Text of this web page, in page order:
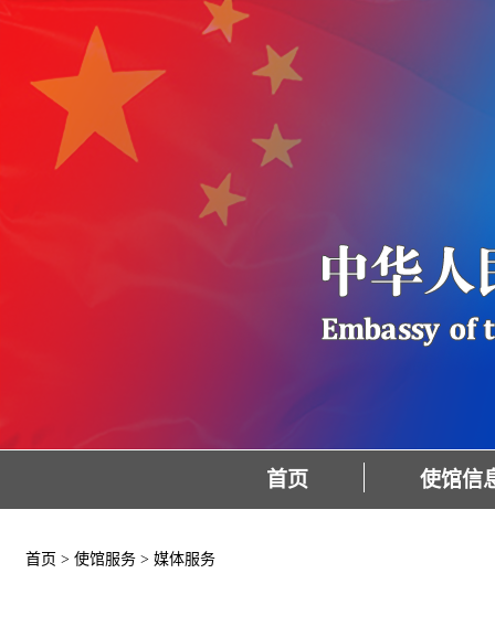
首页 使馆信
首页 > 使馆服务 > 媒体服务